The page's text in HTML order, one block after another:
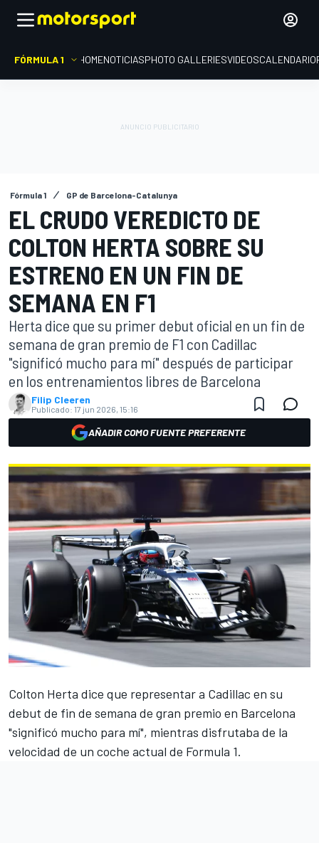
FÓRMULA 1 HOMENOTICIASPHOTO GALLERIESVIDEOSCALENDARIO
Fórmula 1 GP de Barcelona-Catalunya
EL CRUDO VEREDICTO DE
COLTON HERTA SOBRE SU
ESTRENO EN UN FIN DE
SEMANA EN F1
Herta dice que su primer debut oficial en un fin de
semana de gran premio de F1 con Cadillac
"significó mucho para mí" después de participar
en los entrenamientos libres de Barcelona
Filip Cleeren
Publicado: 17 jun 2026, 15:16
AÑADIR COMO FUENTE PREFERENTE
Colton Herta dice que representar a Cadillac en su
debut de fin de semana de gran premio en Barcelona
"significó mucho para mí", mientras disfrutaba de la
velocidad de un coche actual de Formula 1.